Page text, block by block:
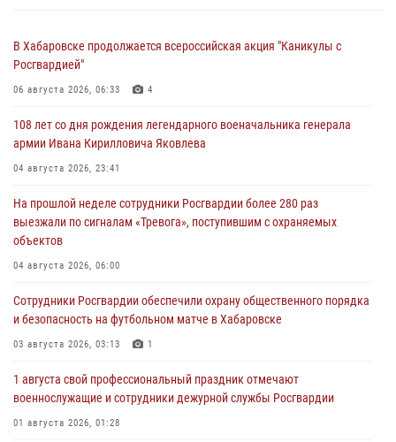
В Хабаровске продолжается всероссийская акция "Каникулы с
Росгвардией"
06 августа 2026, 06:33 4
108 лет со дня рождения легендарного военачальника генерала
армии Ивана Кирилловича Яковлева
04 августа 2026, 23:41
На прошлой неделе сотрудники Росгвардии более 280 раз
выезжали по сигналам «Тревога», поступившим с охраняемых
объектов
04 августа 2026, 06:00
Сотрудники Росгвардии обеспечили охрану общественного порядка
и безопасность на футбольном матче в Хабаровске
03 августа 2026, 03:13 1
1 августа свой профессиональный праздник отмечают
военнослужащие и сотрудники дежурной службы Росгвардии
01 августа 2026, 01:28